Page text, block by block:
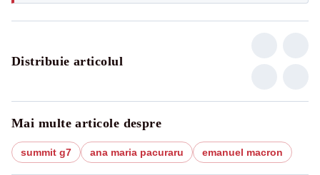
Distribuie articolul
Mai multe articole despre
summit g7 ana maria pacuraru emanuel macron